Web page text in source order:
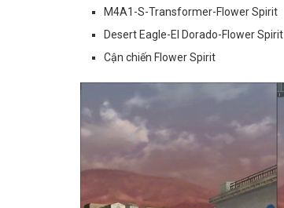
M4A1-S-Transformer-Flower Spirit
Desert Eagle-El Dorado-Flower Spirit
Cận chiến Flower Spirit